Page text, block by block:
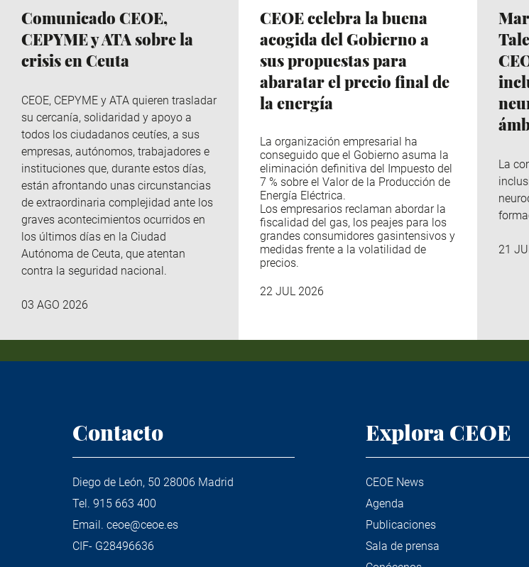
Comunicado CEOE,
CEPYME y ATA sobre la
crisis en Ceuta
CEOE, CEPYME y ATA quieren trasladar
su cercanía, solidaridad y apoyo a
todos los ciudadanos ceutíes, a sus
empresas, autónomos, trabajadores e
instituciones que, durante estos días,
están afrontando unas circunstancias
de extraordinaria complejidad ante los
graves acontecimientos ocurridos en
los últimos días en la Ciudad
Autónoma de Ceuta, que atentan
contra la seguridad nacional.
03 AGO 2026
CEOE celebra la buena
acogida del Gobierno a
sus propuestas para
abaratar el precio final de
la energía
La organización empresarial ha
conseguido que el Gobierno asuma la
eliminación definitiva del Impuesto del
7 % sobre el Valor de la Producción de
Energía Eléctrica.
Los empresarios reclaman abordar la
fiscalidad del gas, los peajes para los
grandes consumidores gasintensivos y
medidas frente a la volatilidad de
precios.
22 JUL 2026
La
21
Contacto
Diego de León, 50 28006 Madrid
Tel. 915 663 400
Email. ceoe@ceoe.es
CIF- G28496636
Explora CEOE
CEOE News
Agenda
Publicaciones
Sala de prensa